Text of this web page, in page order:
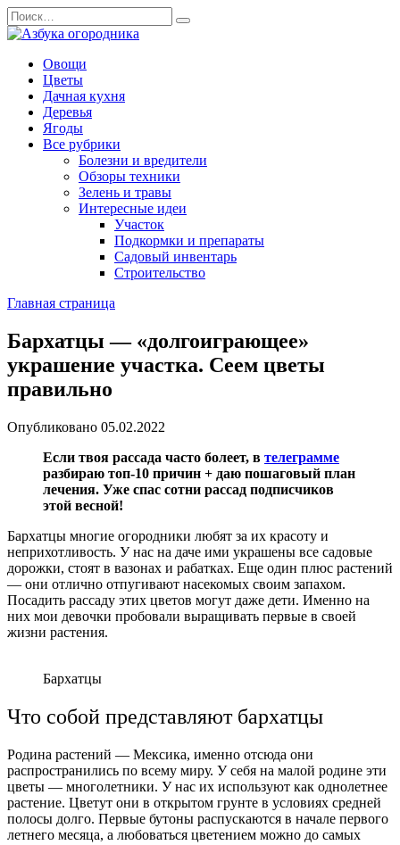
Перейти
к
содержанию
Search
for:
Овощи
Цветы
Дачная кухня
Деревья
Ягоды
Все рубрики
Болезни и вредители
Обзоры техники
Зелень и травы
Интересные идеи
Участок
Подкормки и препараты
Садовый инвентарь
Строительство
Главная страница
Бархатцы — «долгоиграющее»
украшение участка. Сеем цветы
правильно
Опубликовано 05.02.2022
Если твоя рассада часто болеет, в телеграмме
разбираю топ-10 причин + даю пошаговый план
лечения. Уже спас сотни рассад подписчиков
этой весной!
Бархатцы многие огородники любят за их красоту и
неприхотливость. У нас на даче ими украшены все садовые
дорожки, стоят в вазонах и рабатках. Еще один плюс растений
— они отлично отпугивают насекомых своим запахом.
Посадить рассаду этих цветов могут даже дети. Именно на
них мои девочки пробовали выращивать первые в своей
жизни растения.
Бархатцы
Что собой представляют бархатцы
Родина растений — Мексика, именно отсюда они
распространились по всему миру. У себя на малой родине эти
цветы — многолетники. У нас их используют как однолетнее
растение. Цветут они в открытом грунте в условиях средней
полосы долго. Первые бутоны распускаются в начале первого
летнего месяца, а любоваться цветением можно до самых